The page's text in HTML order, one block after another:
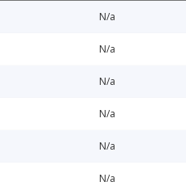
N/a
N/a
N/a
N/a
N/a
N/a